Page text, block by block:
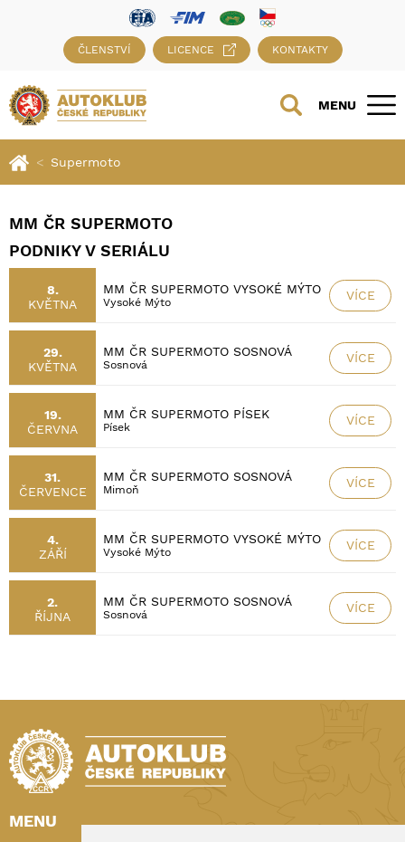
ČLENSTVÍ LICENCE KONTAKTY
MENU
Supermoto
MM ČR SUPERMOTO
PODNIKY V SERIÁLU
8.
KVĚTNA
MM ČR SUPERMOTO VYSOKÉ MÝTO
Vysoké Mýto
VÍCE
29.
KVĚTNA
MM ČR SUPERMOTO SOSNOVÁ
Sosnová
VÍCE
19.
ČERVNA
MM ČR SUPERMOTO PÍSEK
Písek
VÍCE
31.
ČERVENCE
MM ČR SUPERMOTO SOSNOVÁ
Mimoň
VÍCE
4.
ZÁŘÍ
MM ČR SUPERMOTO VYSOKÉ MÝTO
Vysoké Mýto
VÍCE
2.
ŘÍJNA
MM ČR SUPERMOTO SOSNOVÁ
Sosnová
VÍCE
MENU